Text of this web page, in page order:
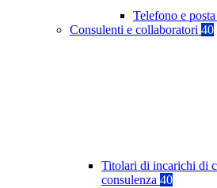
Telefono e
Consulenti e collaboratori 40
Titolari di incarichi di
consulenza 40